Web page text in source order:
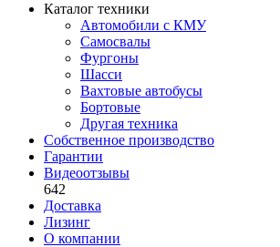
Каталог техники
Автомобили с КМУ
Самосвалы
Фургоны
Шасси
Вахтовые автобусы
Бортовые
Другая техника
Собственное производство
Гарантии
Видеоотзывы
642
Доставка
Лизинг
О компании